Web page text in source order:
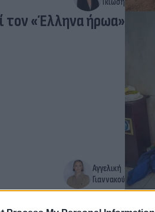
τον «Έλληνα ήρωα»
Αγγελική
Γιαννακού
του